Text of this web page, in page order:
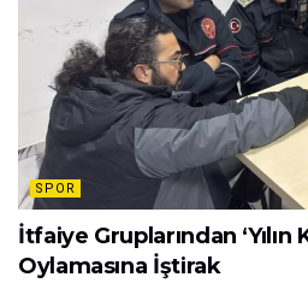
SPOR
İtfaiye Gruplarından ‘Yılın
Oylamasına İştirak